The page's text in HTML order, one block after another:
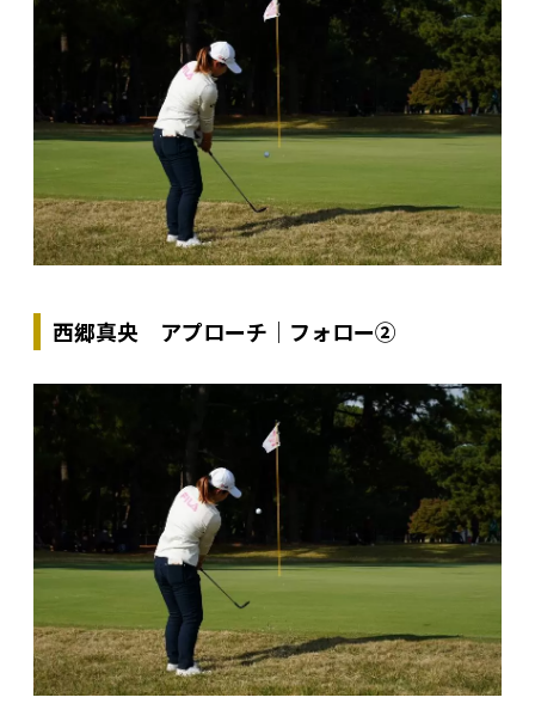
西郷真央 アプローチ｜フォロー②